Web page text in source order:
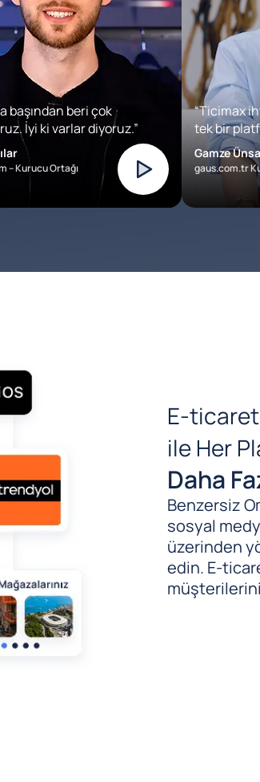
başından beri çok
İyi ki varlar diyoruz.”
– Kurucu Ortağı
“Ticimax
tek bir
Gamze
gaus.com.tr
E-
ile Her
Daha
Benzersiz
sosyal
üzerinden
edin. E-